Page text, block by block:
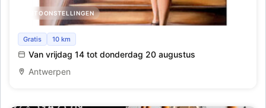
TENTOONSTELLINGEN
'Stukken van Mensen' - expositie Mit-Daniëla Van
Lancker
Gratis 10 km
Van vrijdag 14 tot donderdag 20 augustus
Antwerpen